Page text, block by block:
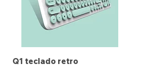
Q1 teclado retro